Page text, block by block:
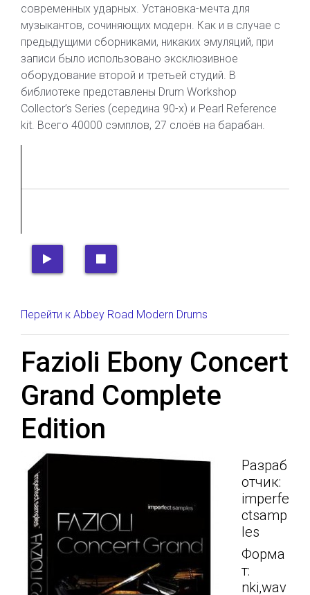
современных ударных. Установка-мечта для
музыкантов, сочиняющих модерн. Как и в случае с
предыдущими сборниками, никаких эмуляций, при
записи было использовано эксклюзивное
оборудование второй и третьей студий. В
библиотеке представлены Drum Workshop
Collector’s Series (середина 90-х) и Pearl Reference
kit. Всего 40000 сэмплов, 27 слоёв на барабан.
Перейти к Abbey Road Modern Drums
Fazioli Ebony Concert
Grand Complete
Edition
Разраб
отчик:
imperfe
ctsamp
les
Форма
т:
nki,wav